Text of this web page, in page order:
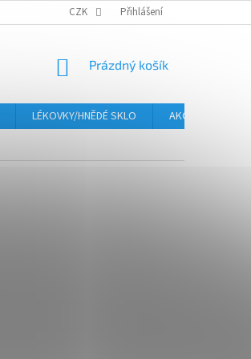
OBCHODNÍ PODMÍNKY
CZK Přihlášení
NÁKUPNÍ
Prázdný košík
LÉKOVKY/HNĚDÉ SKLO AKCE